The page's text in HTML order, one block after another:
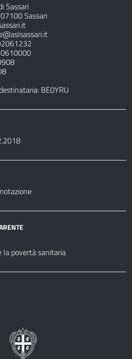
Sassari
Sassari
BE0YRU
la povertà sanitaria